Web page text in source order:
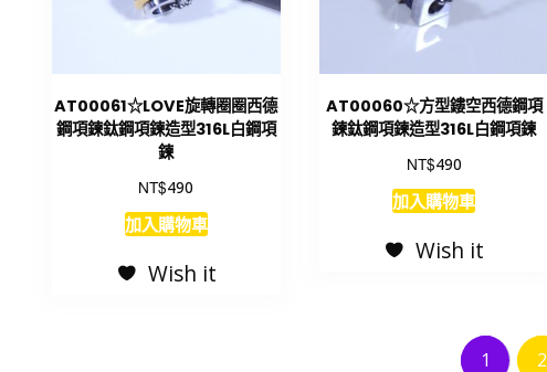
AT00061☆LOVE旋轉圈圈西德
鋼項鍊鈦鋼項鍊造型316L白鋼項
鍊
NT$490
加入購物車
Wish it
AT00060☆方型鏤空西德鋼項
鍊鈦鋼項鍊造型316L白鋼項鍊
NT$490
加入購物車
Wish it
1 2